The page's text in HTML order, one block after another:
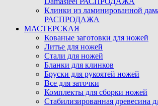
Клинки из ламинированной
РАСПРОДАЖА
МАСТЕРСКАЯ
Кованые заготовки для ножей
Литье для ножей
Стали для ножей
Бланки для клинков
Бруски для рукоятей ножей
Все для заточки
Комплекты для сборки ножей
Стабилизированная древесина